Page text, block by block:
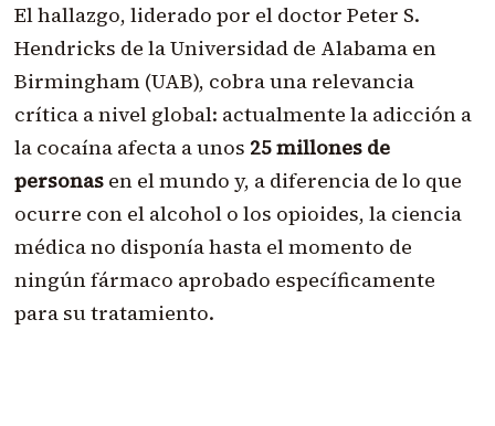
El hallazgo, liderado por el doctor Peter S.
Hendricks de la Universidad de Alabama en
Birmingham (UAB), cobra una relevancia
crítica a nivel global: actualmente la adicción a
la cocaína afecta a unos 25 millones de
personasen el mundo y, a diferencia de lo que
ocurre con el alcohol o los opioides, la ciencia
médica no disponía hasta el momento de
ningún fármaco aprobado específicamente
para su tratamiento.